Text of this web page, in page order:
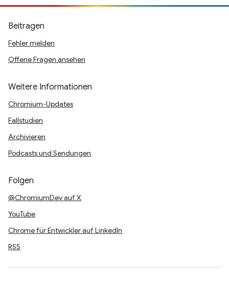
Beitragen
Fehler melden
Offene Fragen ansehen
Weitere Informationen
Chromium-Updates
Fallstudien
Archivieren
Podcasts und Sendungen
Folgen
@ChromiumDev auf X
YouTube
Chrome für Entwickler auf LinkedIn
RSS